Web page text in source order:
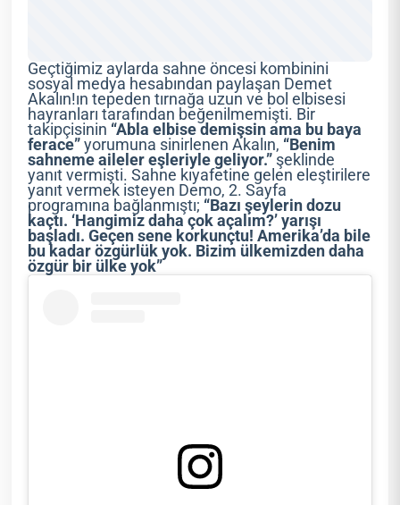
Geçtiğimiz aylarda sahne öncesi kombinini
sosyal medya hesabından paylaşan Demet
Akalın!ın tepeden tırnağa uzun ve bol elbisesi
hayranları tarafından beğenilmemişti. Bir
takipçisinin “Abla elbise demişsin ama bu baya
ferace”yorumuna sinirlenen Akalın, “Benim
sahneme aileler eşleriyle geliyor.” şeklinde
yanıt vermişti. Sahne kıyafetine gelen eleştirilere
yanıt vermek isteyen Demo, 2. Sayfa
programına bağlanmıştı; “Bazı şeylerin dozu
kaçtı. ‘Hangimiz daha çok açalım?’ yarışı
başladı. Geçen sene korkunçtu! Amerika’da bile
bu kadar özgürlük yok. Bizim ülkemizden daha
özgür bir ülke yok”